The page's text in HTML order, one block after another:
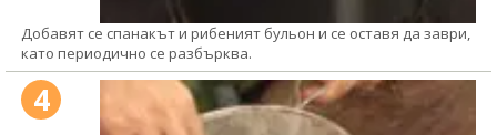
Добавят се спанакът и рибеният бульон и се оставя да заври,
като периодично се разбърква.
4